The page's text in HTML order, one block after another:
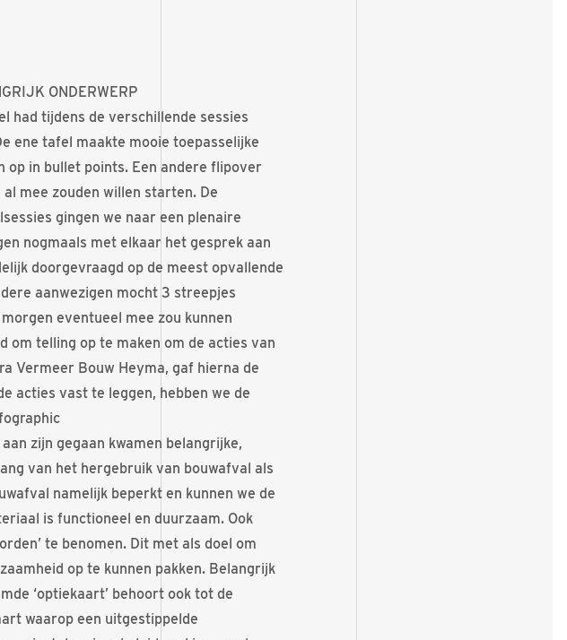
ONDERWERP
had tijdens de verschillende sessies
ene tafel maakte mooie toepasselijke
op in bullet points. Een andere flipover
mee zouden willen starten. De
gingen we naar een plenaire
nogmaals met elkaar het gesprek aan
doorgevraagd op de meest opvallende
aanwezigen mocht 3 streepjes
eventueel mee zou kunnen
om telling op te maken om de acties van
Vermeer Bouw Heyma, gaf hierna de
acties vast te leggen, hebben we de
zijn gegaan kwamen belangrijke,
van het hergebruik van bouwafval als
namelijk beperkt en kunnen we de
is functioneel en duurzaam. Ook
te benomen. Dit met als doel om
op te kunnen pakken. Belangrijk
‘optiekaart’ behoort ook tot de
waarop een uitgestippelde